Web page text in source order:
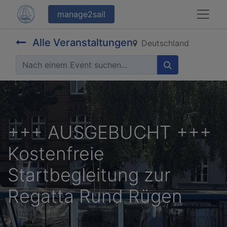
manage2sail
Alle Veranstaltungen Deutschland
+++ AUSGEBUCHT +++
Kostenfreie
Startbegleitung zur
Regatta Rund Rügen